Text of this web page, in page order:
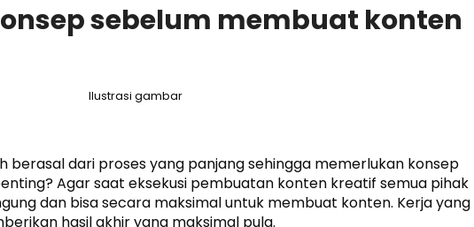
sebelum membuat konten
Ilustrasi gambar
berasal dari proses yang panjang sehingga memerlukan konsep
Agar saat eksekusi pembuatan konten kreatif semua pihak
dan bisa secara maksimal untuk membuat konten. Kerja yang
hasil akhir yang maksimal pula.